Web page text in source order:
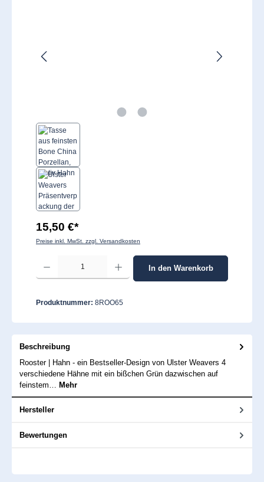
15,50 €*
Preise inkl. MwSt. zzgl. Versandkosten
Produkt Anzahl: Gib den gewünschten Wert ein oder benutze die Schaltflächen
In den Warenkorb
Produktnummer: 8ROO65
Beschreibung
Rooster | Hahn - ein Bestseller-Design von Ulster Weavers 4
verschiedene Hähne mit ein bißchen Grün dazwischen auf
feinstem… Mehr
Hersteller
Bewertungen